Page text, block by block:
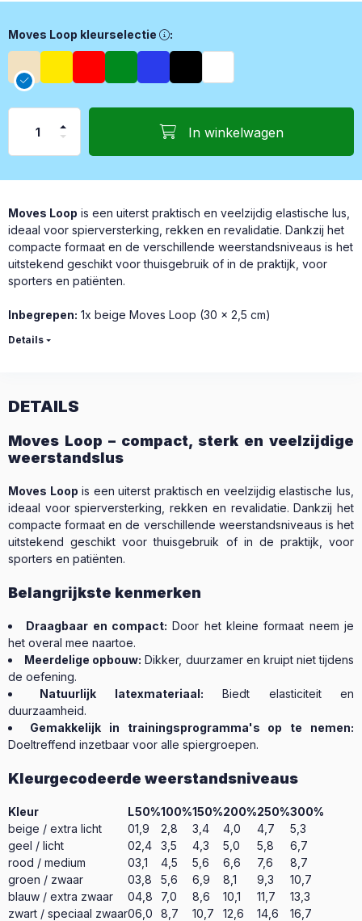
Moves Loop kleurselectie, Bewegingen LuskleurkeuzeTan –
Moves Loop kleurselectie :
In winkelwagen
Moves Loop is een uiterst praktisch en veelzijdig elastische lus,
ideaal voor spierversterking, rekken en revalidatie. Dankzij het
compacte formaat en de verschillende weerstandsniveaus is het
uitstekend geschikt voor thuisgebruik of in de praktijk, voor
sporters en patiënten.
Inbegrepen: 1x beige Moves Loop (30 x 2,5 cm)
Details
DETAILS
Moves Loop – compact, sterk en veelzijdige
weerstandslus
Moves Loop is een uiterst praktisch en veelzijdig elastische lus,
ideaal voor spierversterking, rekken en revalidatie. Dankzij het
compacte formaat en de verschillende weerstandsniveaus is het
uitstekend geschikt voor thuisgebruik of in de praktijk, voor
sporters en patiënten.
Belangrijkste kenmerken
Draagbaar en compact: Door het kleine formaat neem je
het overal mee naartoe.
Meerdelige opbouw: Dikker, duurzamer en kruipt niet tijdens
de oefening.
Natuurlijk latexmateriaal: Biedt elasticiteit en
duurzaamheid.
Gemakkelijk in trainingsprogramma's op te nemen:
Doeltreffend inzetbaar voor alle spiergroepen.
Kleurgecodeerde weerstandsniveaus
Kleur L50%100%150%200%250%300%
beige / extra licht
01,9 2,8 3,4 4,0 4,7
5,3
geel / licht
02,4 3,5 4,3 5,0 5,8
6,7
rood / medium
03,1 4,5 5,6 6,6 7,6
8,7
groen / zwaar
03,8 5,6 6,9 8,1 9,3
10,7
blauw / extra zwaar
04,8 7,0 8,6 10,1 11,7
13,3
zwart / speciaal zwaar06,0 8,7 10,7 12,6 14,6
16,7